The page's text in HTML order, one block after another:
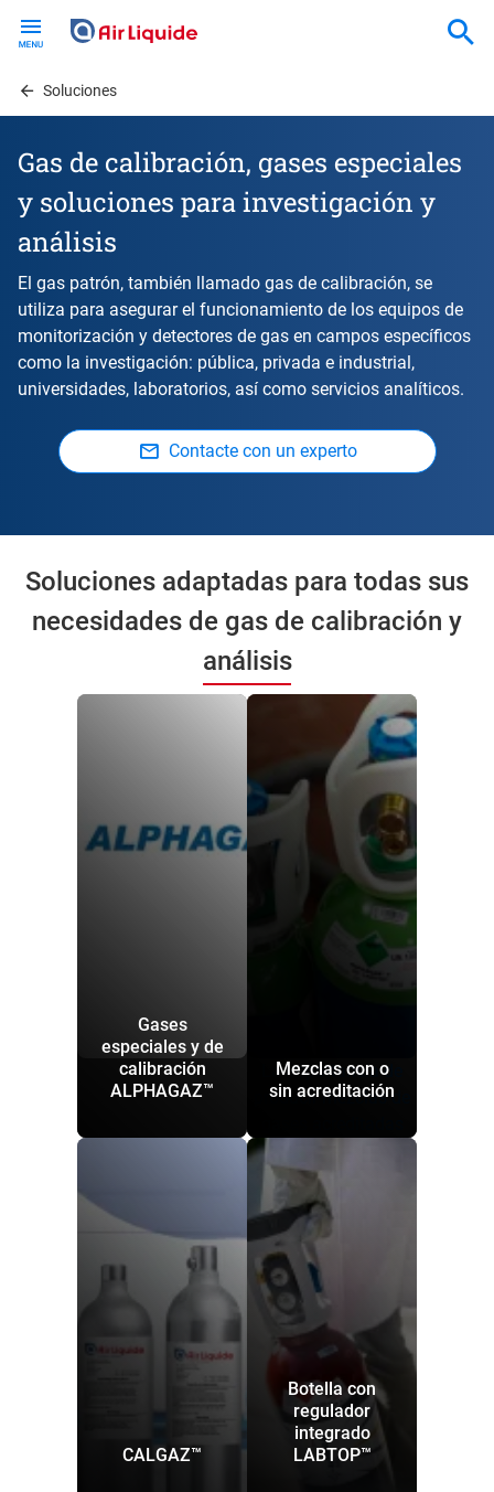
contentSoluciones
Gas de calibración, gases especiales
y soluciones para investigación y
análisis
El gas patrón, también llamado gas de calibración, se
utiliza para asegurar el funcionamiento de los equipos de
monitorización y detectores de gas en campos específicos
como la investigación: pública, privada e industrial,
universidades, laboratorios, así como servicios analíticos.
Contacte con un experto
Soluciones adaptadas para todas sus
necesidades de gas de calibración y
análisis
Gases
especiales y de
calibración
ALPHAGAZ™
La importancia de
producir mezclas de
Mezclas con o
sin acreditación
CALGAZ™
Botella con
regulador
integrado
LABTOP™